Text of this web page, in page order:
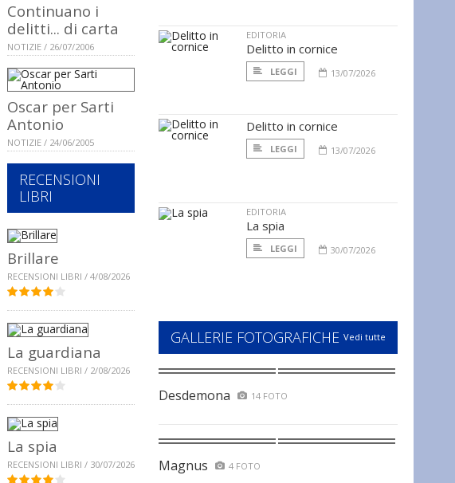
Continuano i
delitti... di carta
NOTIZIE / 26/07/2006
Oscar per Sarti
Antonio
NOTIZIE / 24/06/2005
RECENSIONI
LIBRI
Brillare
RECENSIONI LIBRI / 4/08/2026
La guardiana
RECENSIONI LIBRI / 2/08/2026
La spia
RECENSIONI LIBRI / 30/07/2026
EDITORIA
Delitto in cornice
LEGGI 13/07/2026
Delitto in cornice
LEGGI 13/07/2026
EDITORIA
La spia
LEGGI 30/07/2026
GALLERIE FOTOGRAFICHE Vedi tutte
Desdemona 14 FOTO
Magnus 4 FOTO